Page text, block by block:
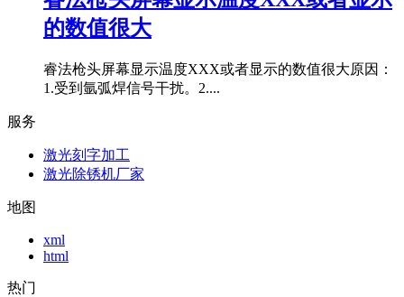
的数值很大
睿法枪头屏幕显示温度XXX或者显示的数值很大原因：
1.受到氩弧焊信号干扰。2....
服务
激光刻字加工
激光除锈机厂家
地图
xml
html
热门